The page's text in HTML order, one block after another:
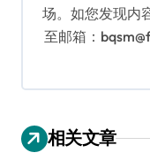
场。如您发现内
至邮箱：
相关文章